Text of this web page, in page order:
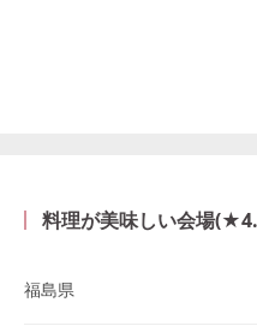
料理が美味しい会場
福島県